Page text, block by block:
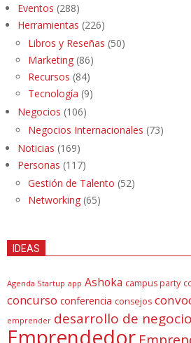
Eventos (288)
Herramientas (226)
Libros y Reseñas (50)
Marketing (86)
Recursos (84)
Tecnología (9)
Negocios (106)
Negocios Internacionales (73)
Noticias (169)
Personas (117)
Gestión de Talento (52)
Networking (65)
IDEAS
Agenda Startup app Ashoka campus party
concurso conferencia consejos
emprender desarrollo de negocio
Emprendedor